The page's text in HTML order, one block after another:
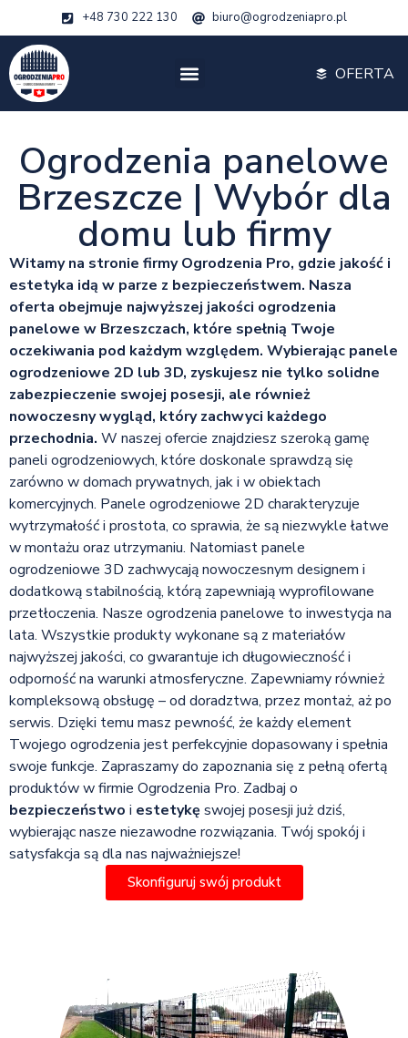
+48 730 222 130 biuro@ogrodzeniapro.pl
OFERTA
Ogrodzenia panelowe
Brzeszcze | Wybór dla
domu lub firmy
Witamy na stronie firmy Ogrodzenia Pro, gdzie jakość i
estetyka idą w parze z bezpieczeństwem. Nasza
oferta obejmuje najwyższej jakości ogrodzenia
panelowe w Brzeszczach, które spełnią Twoje
oczekiwania pod każdym względem. Wybierając panele
ogrodzeniowe 2D lub 3D, zyskujesz nie tylko solidne
zabezpieczenie swojej posesji, ale również
nowoczesny wygląd, który zachwyci każdego
przechodnia. W naszej ofercie znajdziesz szeroką gamę
paneli ogrodzeniowych, które doskonale sprawdzą się
zarówno w domach prywatnych, jak i w obiektach
komercyjnych. Panele ogrodzeniowe 2D charakteryzuje
wytrzymałość i prostota, co sprawia, że są niezwykle łatwe
w montażu oraz utrzymaniu. Natomiast panele
ogrodzeniowe 3D zachwycają nowoczesnym designem i
dodatkową stabilnością, którą zapewniają wyprofilowane
przetłoczenia. Nasze ogrodzenia panelowe to inwestycja na
lata. Wszystkie produkty wykonane są z materiałów
najwyższej jakości, co gwarantuje ich długowieczność i
odporność na warunki atmosferyczne. Zapewniamy również
kompleksową obsługę – od doradztwa, przez montaż, aż po
serwis. Dzięki temu masz pewność, że każdy element
Twojego ogrodzenia jest perfekcyjnie dopasowany i spełnia
swoje funkcje. Zapraszamy do zapoznania się z pełną ofertą
produktów w firmie Ogrodzenia Pro. Zadbaj o
bezpieczeństwo i estetykę swojej posesji już dziś,
wybierając nasze niezawodne rozwiązania. Twój spokój i
satysfakcja są dla nas najważniejsze!
Skonfiguruj swój produkt